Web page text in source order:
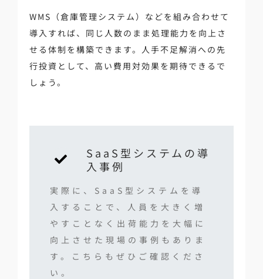
WMS（倉庫管理システム）などを組み合わせて
導入すれば、同じ人数のまま処理能力を向上さ
せる体制を構築できます。人手不足解消への先
行投資として、高い費用対効果を期待できるで
しょう。
SaaS型システムの導
入事例
実際に、SaaS型システムを導
入することで、人員を大きく増
やすことなく出荷能力を大幅に
向上させた現場の事例もありま
す。こちらもぜひご確認くださ
い。